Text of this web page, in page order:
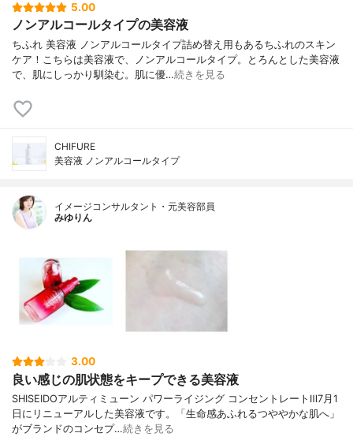
5.00
ノンアルコールタイプの美容液
ちふれ 美容液 ノンアルコールタイプ詰め替え用もあるちふれのスキン
ケア！こちらは美容液で、ノンアルコールタイプ。とろんとした美容液
で、肌にしっかり馴染む。肌に優…続きを見る
CHIFURE
美容液 ノンアルコールタイプ
イメージコンサルタント・元美容部員
みゆりん
3.00
良い感じの肌状態をキープできる美容液
SHISEIDOアルティミューン パワーライジング コンセントレートⅢ7月1
日にリニューアルした美容液です。「生命感あふれるつややかな肌へ」
がブランドのコンセプ…続きを見る